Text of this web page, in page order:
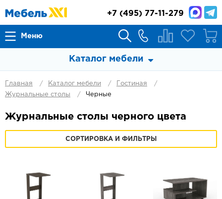
Меню
+7 (495) 77-11-279
Каталог мебели
Главная Каталог мебели
Гостиная
Журнальные столы
Черные
Журнальные столы черного цвета
СОРТИРОВКА И ФИЛЬТРЫ